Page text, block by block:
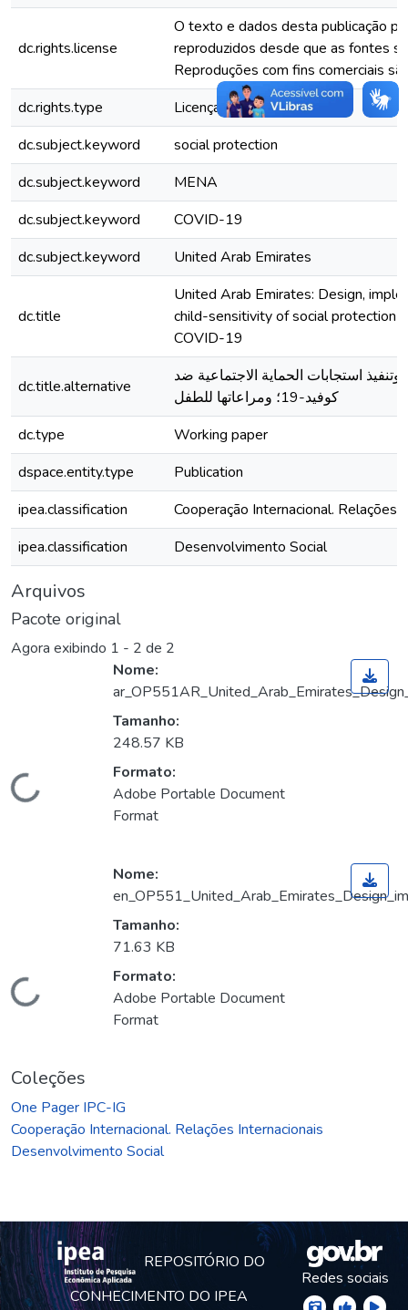
dc.rights.license
O texto e dados desta publicação
reproduzidos desde que as fontes
Reproduções com fins comerciais
dc.rights.type
Licença total exclusiva
dc.subject.keyword
social protection
dc.subject.keyword
MENA
dc.subject.keyword
COVID-19
dc.subject.keyword
United Arab Emirates
dc.title
United Arab Emirates: Design,
child-sensitivity of social protection
COVID-19
dc.title.alternative
استجابات الحماية الاجتماعية ضد
كوفيد-19؛ ومراعاتها للطفل
dc.type
Working paper
dspace.entity.type
Publication
ipea.classification
Cooperação Internacional. Relações
ipea.classification
Desenvolvimento Social
Arquivos
Pacote original
Agora exibindo 1 - 2 de 2
Carregando...
Nome:
Tamanho:
248.57 KB
Formato:
Adobe Portable Document
Format
Carregando...
Nome:
Tamanho:
71.63 KB
Formato:
Adobe Portable Document
Format
Coleções
One Pager IPC-IG
Cooperação Internacional. Relações Internacionais
Desenvolvimento Social
REPOSITÓRIO DO
CONHECIMENTO DO IPEA
Redes sociais